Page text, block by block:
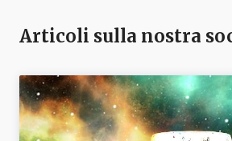
Articoli sulla nostra